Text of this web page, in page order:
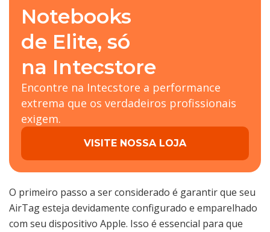
Notebooks
de Elite, só
na Intecstore
Encontre na Intecstore a performance
extrema que os verdadeiros profissionais
exigem.
VISITE NOSSA LOJA
O primeiro passo a ser considerado é garantir que seu
AirTag esteja devidamente configurado e emparelhado
com seu dispositivo Apple. Isso é essencial para que